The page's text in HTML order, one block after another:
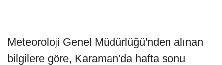
Meteoroloji Genel Müdürlüğü'nden alınan
bilgilere göre, Karaman'da hafta sonu